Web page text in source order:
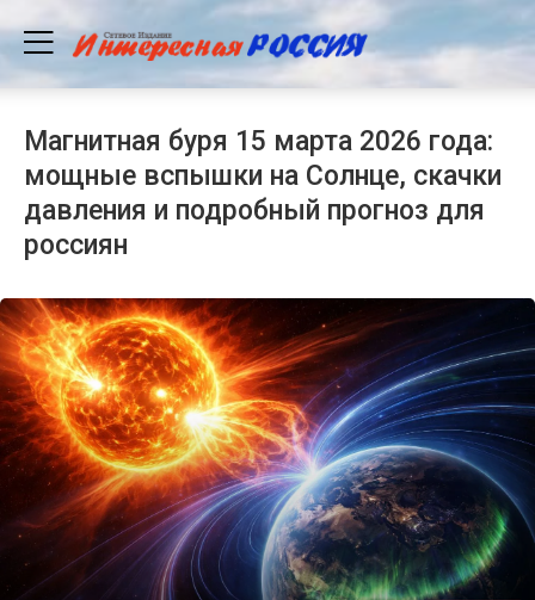
Магнитная буря 15 марта 2026 года:
мощные вспышки на Солнце, скачки
давления и подробный прогноз для
россиян